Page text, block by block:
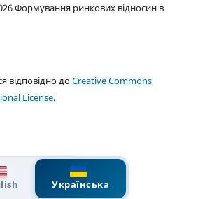
Формування ринкових відносин в
відповідно доCreative Commons
License.
Українська